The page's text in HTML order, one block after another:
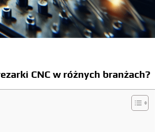
CNC w różnych branżach?